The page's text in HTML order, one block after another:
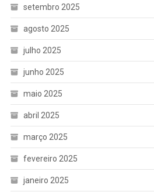
setembro 2025
agosto 2025
julho 2025
junho 2025
maio 2025
abril 2025
março 2025
fevereiro 2025
janeiro 2025